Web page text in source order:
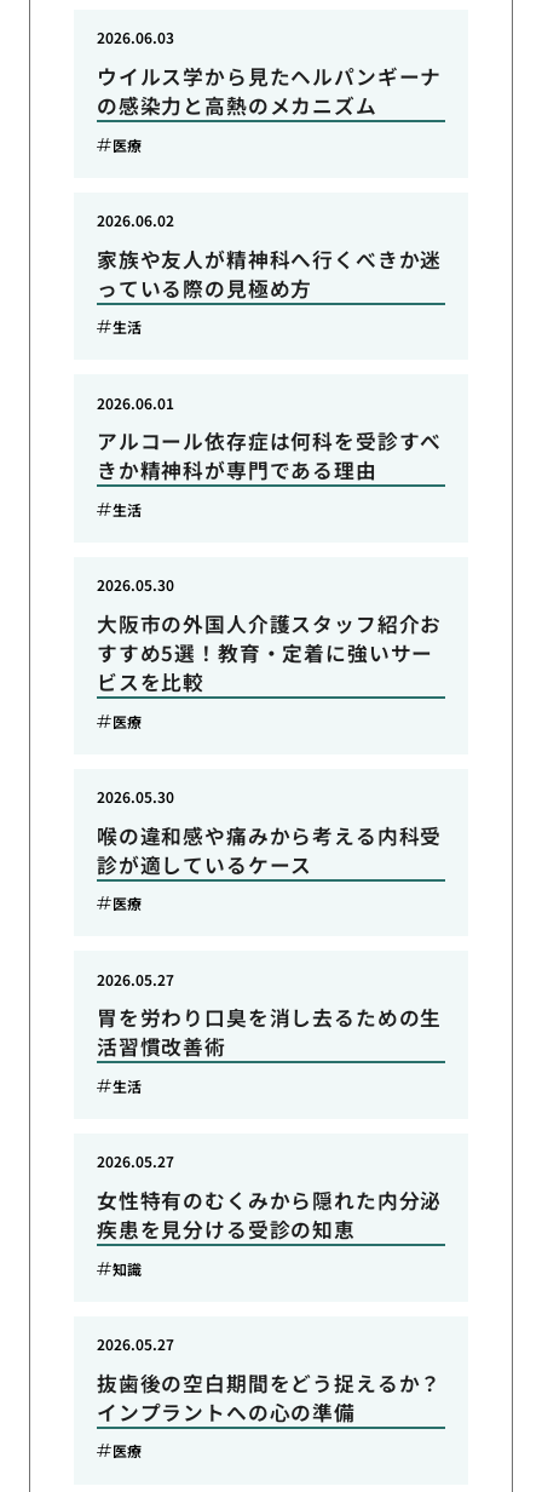
ウイルス学から見たヘルパンギーナ
の感染力と高熱のメカニズム
2026.06.03
医療
家族や友人が精神科へ行くべきか迷
っている際の見極め方
2026.06.02
生活
アルコール依存症は何科を受診すべ
きか精神科が専門である理由
2026.06.01
生活
大阪市の外国人介護スタッフ紹介お
すすめ5選！教育・定着に強いサー
ビスを比較
2026.05.30
医療
喉の違和感や痛みから考える内科受
診が適しているケース
2026.05.30
医療
胃を労わり口臭を消し去るための生
活習慣改善術
2026.05.27
生活
女性特有のむくみから隠れた内分泌
疾患を見分ける受診の知恵
2026.05.27
知識
抜歯後の空白期間をどう捉えるか？
インプラントへの心の準備
2026.05.27
医療